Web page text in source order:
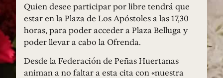
Quien desee participar por libre tendrá que
estar en la Plaza de Los Apóstoles a las 17,30
horas, para poder acceder a Plaza Belluga y
poder llevar a cabo la Ofrenda.
Desde la Federación de Peñas Huertanas
animan a no faltar a esta cita con «nuestra